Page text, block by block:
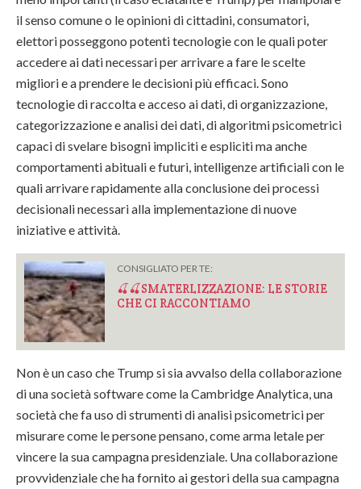
il senso comune o le opinioni di cittadini, consumatori,
elettori posseggono potenti tecnologie con le quali poter
accedere ai dati necessari per arrivare a fare le scelte
migliori e a prendere le decisioni più efficaci. Sono
tecnologie di raccolta e acceso ai dati, di organizzazione,
categorizzazione e analisi dei dati, di algoritmi psicometrici
capaci di svelare bisogni impliciti e espliciti ma anche
comportamenti abituali e futuri, intelligenze artificiali con le
quali arrivare rapidamente alla conclusione dei processi
decisionali necessari alla implementazione di nuove
iniziative e attività.
CONSIGLIATO PER TE:
🍒🍒SMATERLIZZAZIONE: LE STORIE
CHE CI RACCONTIAMO
Non è un caso che Trump si sia avvalso della collaborazione
di una società software come la Cambridge Analytica, una
società che fa uso di strumenti di analisi psicometrici per
misurare come le persone pensano, come arma letale per
vincere la sua campagna presidenziale. Una collaborazione
provvidenziale che ha fornito ai gestori della sua campagna